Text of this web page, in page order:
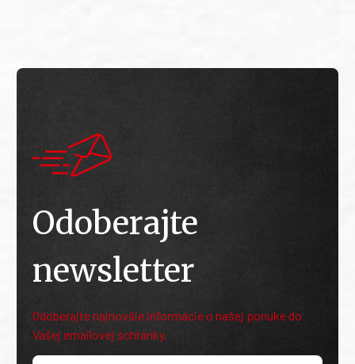
Odoberajte
newsletter
Odoberajte najnovšie informácie o našej ponuke do
Vašej emailovej schránky.